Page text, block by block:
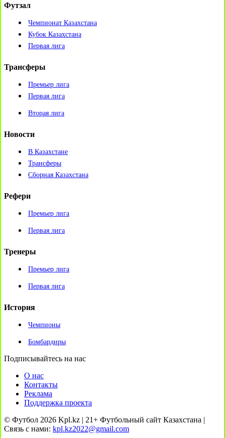
Футзал
Чемпионат Казахстана
Кубок Казахстана
Первая лига
Трансферы
Премьер лига
Первая лига
Вторая лига
Новости
В Казахстане
Трансферы
Сборная Казахстана
Рефери
Премьер лига
Первая лига
Тренеры
Премьер лига
Первая лига
История
Чемпионы
Бомбардиры
Подписывайтесь на нас
О нас
Контакты
Реклама
Поддержка проекта
© Футбол 2026 Kpl.kz | 21+ Футбольный сайт Казахстана |
Связь с нами: kpl.kz2022@gmail.com